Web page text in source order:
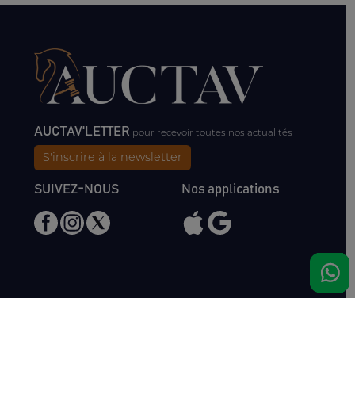
AUCTAV'LETTER pour recevoir toutes nos actualités
S'inscrire à la newsletter
SUIVEZ-NOUS Nos applications